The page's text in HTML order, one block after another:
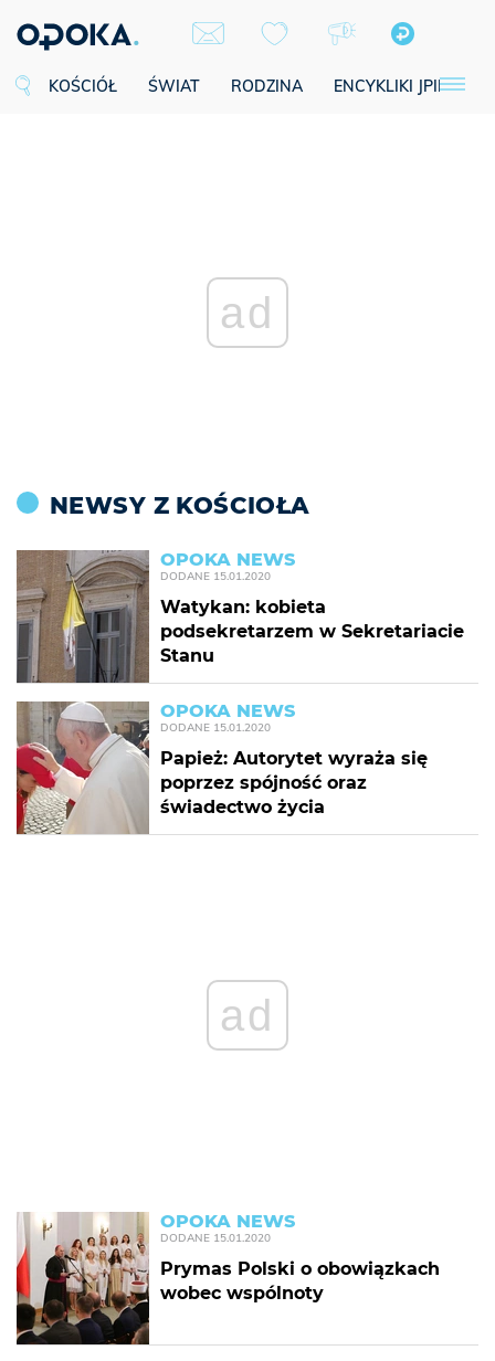
KOŚCIÓŁ ŚWIAT RODZINA ENCYKLIKI JPII
ad
NEWSY Z KOŚCIOŁA
OPOKA NEWS
DODANE 15.01.2020
Watykan: kobieta
podsekretarzem w Sekretariacie
Stanu
OPOKA NEWS
DODANE 15.01.2020
Papież: Autorytet wyraża się
poprzez spójność oraz
świadectwo życia
ad
OPOKA NEWS
DODANE 15.01.2020
Prymas Polski o obowiązkach
wobec wspólnoty